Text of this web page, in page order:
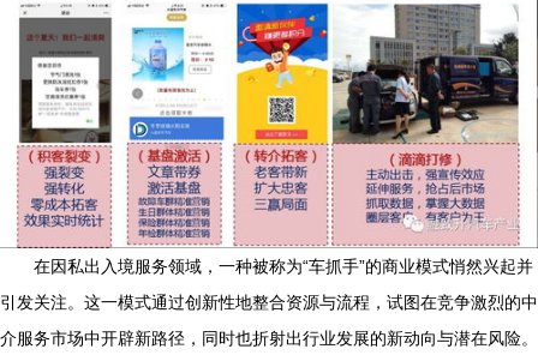
在因私出入境服务领域，一种被称为“车抓手”的商业模式悄然兴起并
引发关注。这一模式通过创新性地整合资源与流程，试图在竞争激烈的中
介服务市场中开辟新路径，同时也折射出行业发展的新动向与潜在风险。